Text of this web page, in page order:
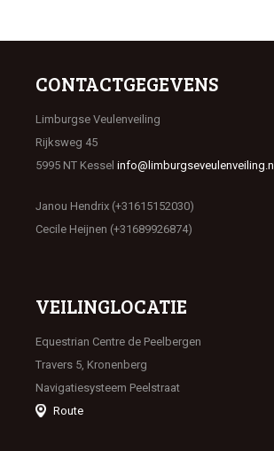
CONTACTGEGEVENS
Limburgse Veulenveiling
Rijksweg 45
5995 NT Kessel info@limburgseveulenveiling.nl
Janou Hendrix (+31615152030)
Cecile Heijnen (+31689926874)
VEILINGLOCATIE
Equestrian Centre de Peelbergen
Travers 5, Kronenberg
Navigatiesysteem Peelstraat
Route